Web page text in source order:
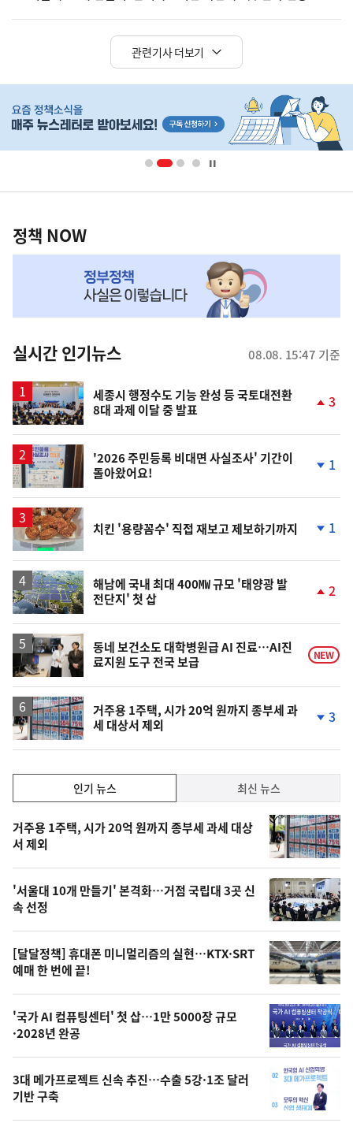
관련기사 더보기
단
영
책
NOW,
뉴
스
정책 NOW
실시간 인기뉴스 08.08. 15:47 기준
세종시 행정수도 기능 완성 등 국토대전환
8대 과제 이달 중 발표
상
3
'2026 주민등록 비대면 사실조사' 기간이
돌아왔어요!
하
1
치킨 '용량꼼수' 직접 재보고 제보하기까지
하
1
해남에 국내 최대 400㎿ 규모 '태양광 발
전단지' 첫 삽
상
승
2
동네 보건소도 대학병원급 AI 진료…AI진
료지원 도구 전국 보급
NEW
거주용 1주택, 시가 20억 원까지 종부세 과
세 대상서 제외
하
락
3
기,
최
신,
오
늘
의
영
상
오
의
사
진
인기 뉴스 최신 뉴스
인
기
뉴
스
거주용 1주택, 시가 20억 원까지 종부세 과세 대상
서 제외
'서울대 10개 만들기' 본격화…거점 국립대 3곳 신
속 선정
[달달정책] 휴대폰 미니멀리즘의 실현…KTX·SRT
예매 한 번에 끝!
'국가 AI 컴퓨팅센터' 첫 삽…1만 5000장 규모
·2028년 완공
3대 메가프로젝트 신속 추진…수출 5강·1조 달러
기반 구축